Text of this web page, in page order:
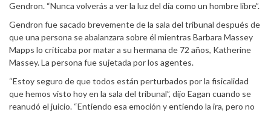
Gendron. “Nunca volverás a ver la luz del día como un hombre libre”.
Gendron fue sacado brevemente de la sala del tribunal después de
que una persona se abalanzara sobre él mientras Barbara Massey
Mapps lo criticaba por matar a su hermana de 72 años, Katherine
Massey. La persona fue sujetada por los agentes.
“Estoy seguro de que todos están perturbados por la fisicalidad
que hemos visto hoy en la sala del tribunal”, dijo Eagan cuando se
reanudó el juicio. “Entiendo esa emoción y entiendo la ira, pero no